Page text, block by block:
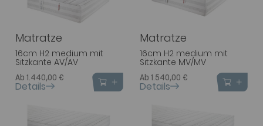
Matratze
16cm H2 medium mit
Sitzkante AV/AV
Ab 1.440,00 €
Details
Matratze
16cm H2 medium mit
Sitzkante MV/MV
Ab 1.540,00 €
Details